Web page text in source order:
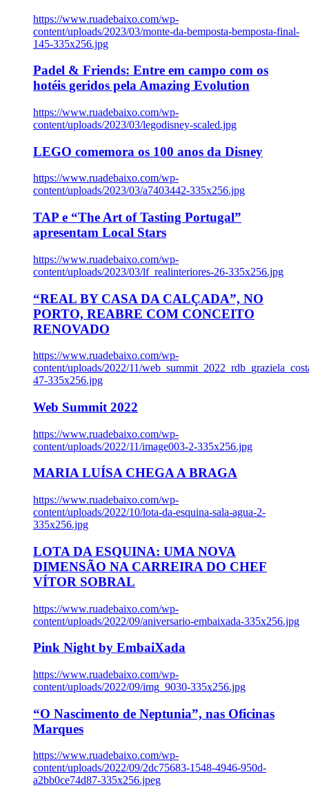
https://www.ruadebaixo.com/wp-
content/uploads/2023/03/monte-da-bemposta-bemposta-final-
145-335x256.jpg
Padel & Friends: Entre em campo com os
hotéis geridos pela Amazing Evolution
https://www.ruadebaixo.com/wp-
content/uploads/2023/03/legodisney-scaled.jpg
LEGO comemora os 100 anos da Disney
https://www.ruadebaixo.com/wp-
content/uploads/2023/03/a7403442-335x256.jpg
TAP e “The Art of Tasting Portugal”
apresentam Local Stars
https://www.ruadebaixo.com/wp-
content/uploads/2023/03/lf_realinteriores-26-335x256.jpg
“REAL BY CASA DA CALÇADA”, NO
PORTO, REABRE COM CONCEITO
RENOVADO
https://www.ruadebaixo.com/wp-
content/uploads/2022/11/
47-335x256.jpg
Web Summit 2022
https://www.ruadebaixo.com/wp-
content/uploads/2022/11/image003-2-335x256.jpg
MARIA LUÍSA CHEGA A BRAGA
https://www.ruadebaixo.com/wp-
content/uploads/2022/10/lota-da-esquina-sala-agua-2-
335x256.jpg
LOTA DA ESQUINA: UMA NOVA
DIMENSÃO NA CARREIRA DO CHEF
VÍTOR SOBRAL
https://www.ruadebaixo.com/wp-
content/uploads/2022/09/aniversario-embaixada-335x256.jpg
Pink Night by EmbaiXada
https://www.ruadebaixo.com/wp-
content/uploads/2022/09/img_9030-335x256.jpg
“O Nascimento de Neptunia”, nas Oficinas
Marques
https://www.ruadebaixo.com/wp-
content/uploads/2022/09/2dc75683-1548-4946-950d-
a2bb0ce74d87-335x256.jpeg